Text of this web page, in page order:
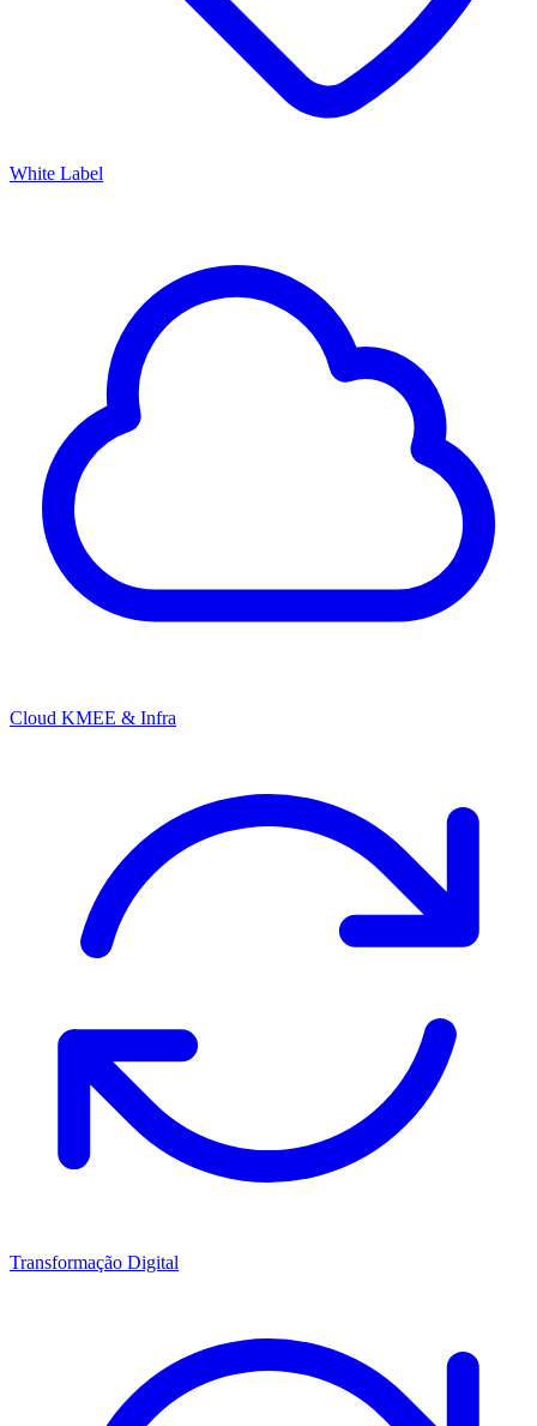
White Label
Cloud KMEE & Infra
Transformação Digital